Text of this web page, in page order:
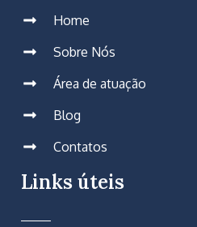
Home
Sobre Nós
Área de atuação
Blog
Contatos
Links úteis